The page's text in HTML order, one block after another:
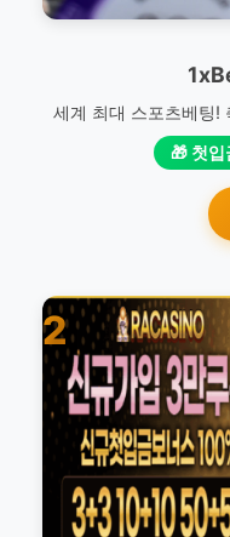
세계 최대 스포츠베팅!
🎁 첫
2